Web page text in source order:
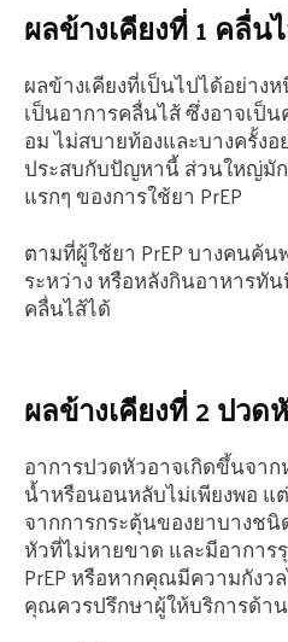
ผลข้างเคียงที่ 1 คลื่น
ผลข้างเคียงที่เป็นไปได้อย่าง
เป็นอาการคลื่นไส้ ซึ่งอาจเป็
อม ไม่สบายท้องและบางครั้ง
ประสบกับปัญหานี้ ส่วนใหญ่มั
แรกๆ ของการใช้ยา PrEP
ตามที่ผู้ใช้ยา PrEP บางคนค้
ระหว่าง หรือหลังกินอาหารทั
คลื่นไส้ได้
ผลข้างเคียงที่ 2 ปวด
อาการปวดหัวอาจเกิดขึ้นจา
น้ำหรือนอนหลับไม่เพียงพอ แ
จากการกระตุ้นของยาบางช
หัวที่ไม่หายขาด และมีอาการ
PrEP หรือหากคุณมีความกังว
คุณควรปรึกษาผู้ให้บริการด้